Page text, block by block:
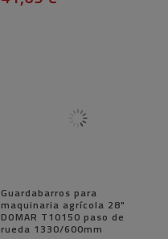
Guardabarros para
maquinaria agrícola 28"
DOMAR T10150 paso de
rueda 1330/600mm